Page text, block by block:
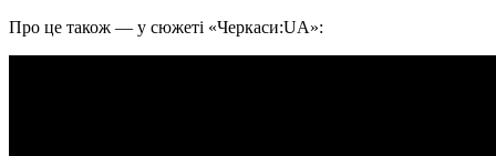
Про це також — у сюжеті «Черкаси:UA»: